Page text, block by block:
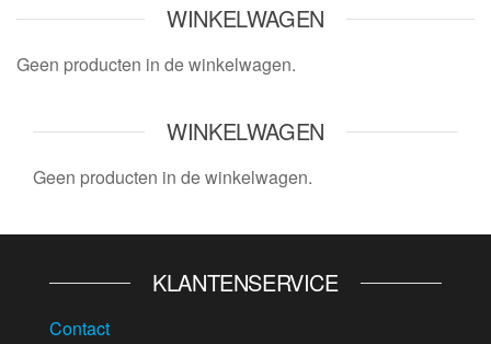
WINKELWAGEN
Geen producten in de winkelwagen.
WINKELWAGEN
Geen producten in de winkelwagen.
KLANTENSERVICE
Contact